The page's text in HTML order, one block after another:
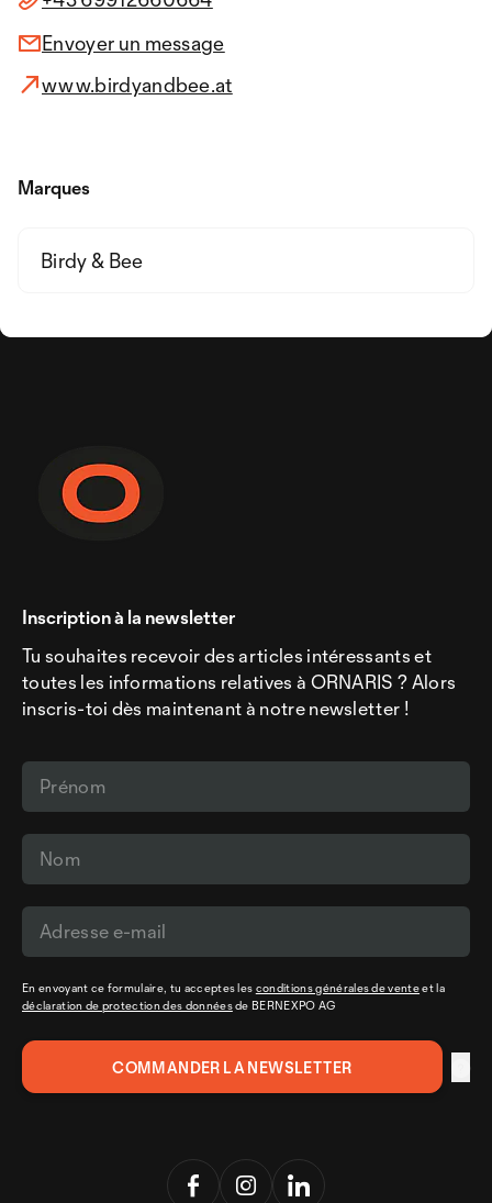
Envoyer un message
www.birdyandbee.at
Marques
Birdy & Bee
Inscription à la newsletter
Tu souhaites recevoir des articles intéressants et
toutes les informations relatives à ORNARIS ? Alors
inscris-toi dès maintenant à notre newsletter !
En envoyant ce formulaire, tu acceptes les conditions générales de venteet la
déclaration de protection des donnéesde BERNEXPO AG